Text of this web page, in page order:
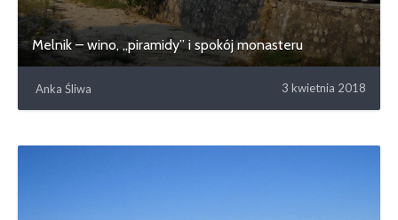
Melnik – wino, „piramidy” i spokój monasteru
Anka Śliwa 3 kwietnia 2018